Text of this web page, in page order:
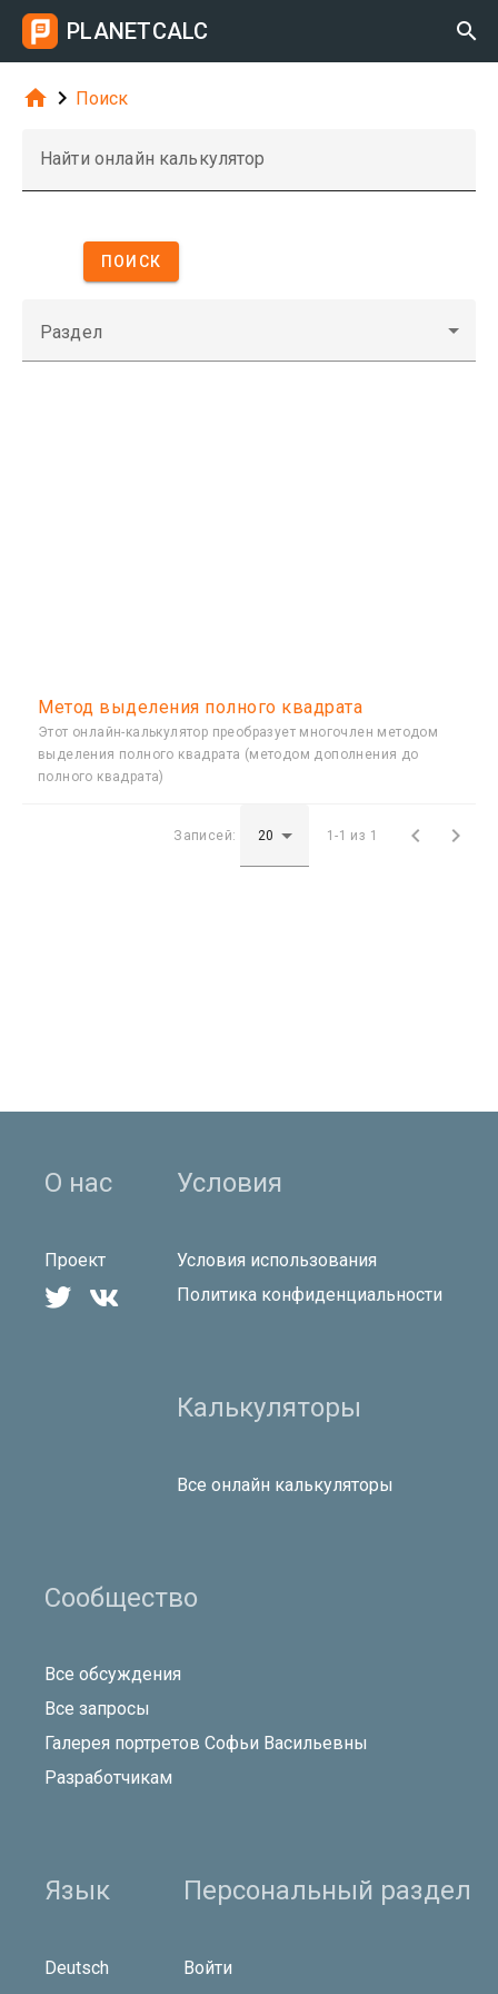
PLANETCALC 
  Поиск
Найти онлайн калькулятор
ПОИСК
Раздел
Метод выделения полного квадрата
Этот онлайн-калькулятор преобразует многочлен методом
выделения полного квадрата (методом дополнения до
полного квадрата)
Записей: 1-1 из 1  
О нас
Проект
 
Условия
Условия использования
Политика конфиденциальности
Калькуляторы
Все онлайн калькуляторы
Сообщество
Все обсуждения
Все запросы
Галерея портретов Софьи Васильевны
Разработчикам
Язык
Deutsch
Персональный раздел
Войти